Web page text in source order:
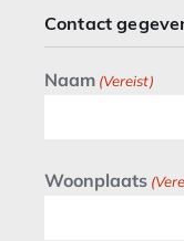
Contact
Naam (Vereist)
Woonplaats